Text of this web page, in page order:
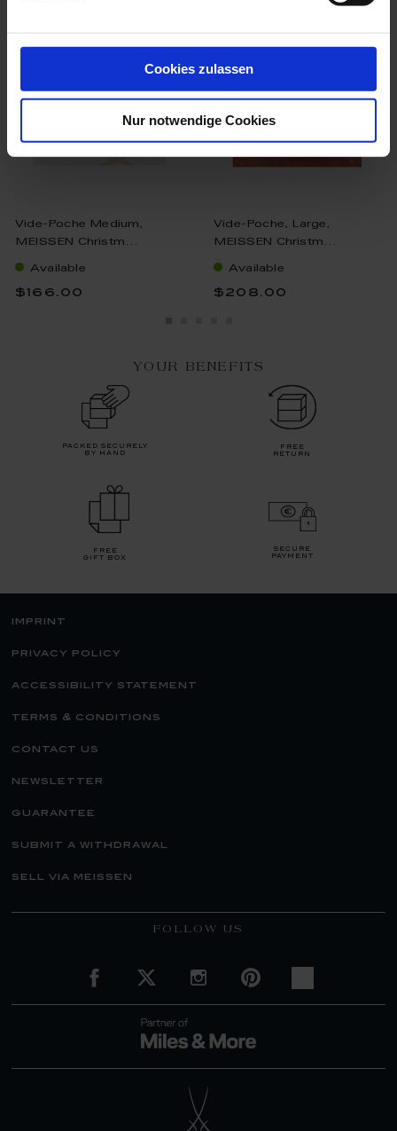
Cookies zulassen
Nur notwendige Cookies
Vide-Poche Medium,
MEISSEN Christm...
Available
$166.00
Vide-Poche, Large,
MEISSEN Christm...
Available
$208.00
YOUR BENEFITS
packed securely
by hand
free
return
free
gift box
secure
payment
imprint
privacy policy
accessibility statement
terms & conditions
contact us
newsletter
guarantee
submit a withdrawal
sell via meissen
FOLLOW US